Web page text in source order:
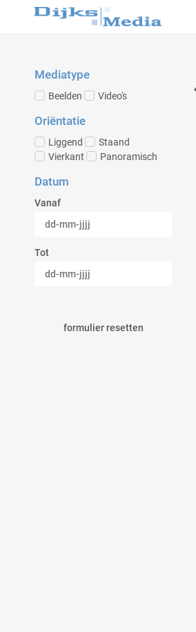
Mediatype
Beelden Video's
Oriëntatie
Liggend
Staand
Vierkant
Panoramisch
Datum
Vanaf
Tot
formulier resetten